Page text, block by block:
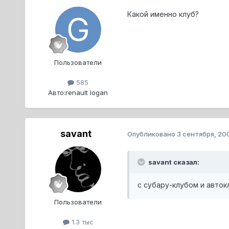
Пользователи
585
Авто:renault logan
Какой именно клуб?
savant
Пользователи
1.3 тыс
Опубликовано 3 сентября,
savant сказал:
с субару-клубом и